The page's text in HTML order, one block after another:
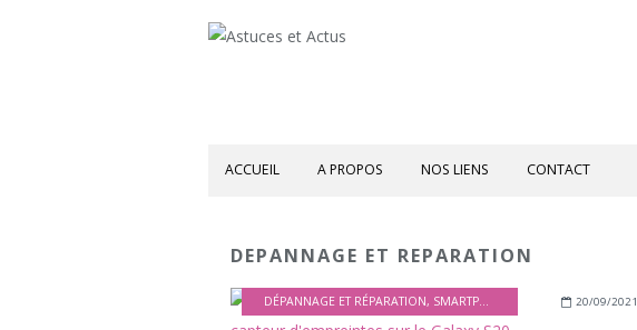
ACCUEIL A PROPOS NOS LIENS CONTACT
DEPANNAGE ET REPARATION
DÉPANNAGE ET RÉPARATION, SMARTPHONES ET APPAREILS MOBILES 20/09/2021